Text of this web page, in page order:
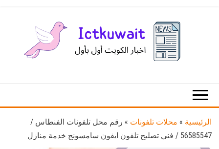
الكويت
الرئيسية » محلات تلفونات » رقم محل تلفونات الفنطاس /
56585547 / فني تصليح تلفون ايفون سامسونج خدمة منازل